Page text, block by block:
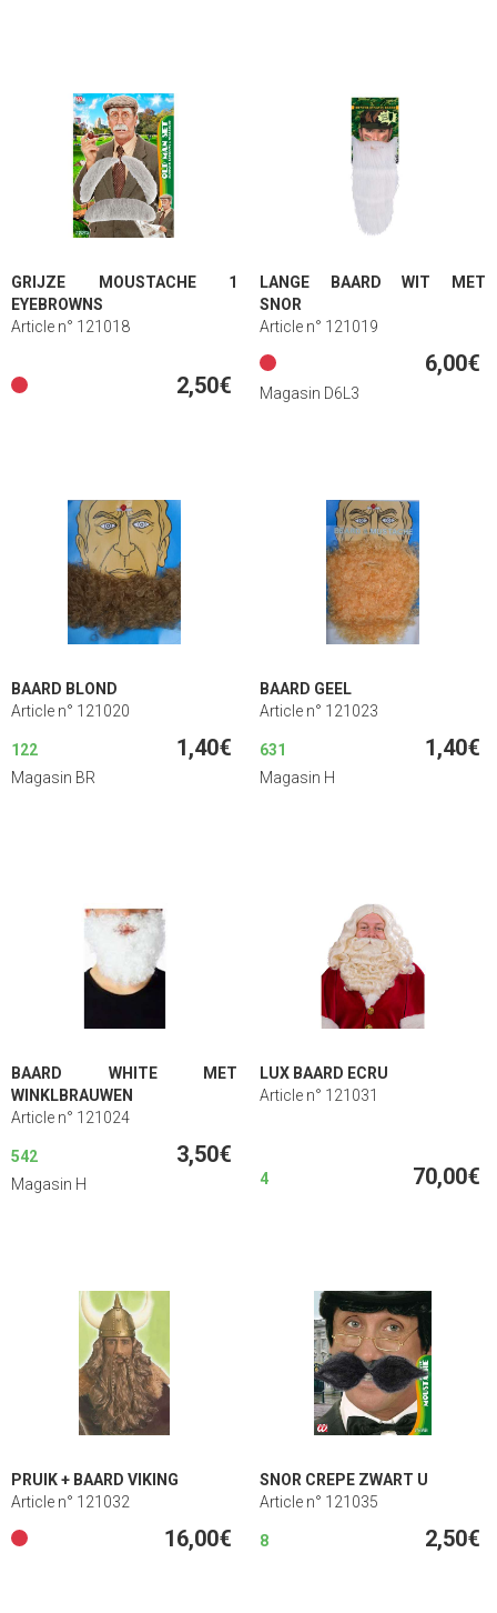
GRIJZE MOUSTACHE 1
EYEBROWNS
Article n° 121018
2,50€
LANGE BAARD WIT MET
SNOR
Article n° 121019
6,00€
Magasin D6L3
BAARD BLOND
Article n° 121020
122 1,40€
Magasin BR
BAARD GEEL
Article n° 121023
631 1,40€
Magasin H
BAARD WHITE MET
WINKLBRAUWEN
Article n° 121024
542 3,50€
Magasin H
LUX BAARD ECRU
Article n° 121031
4 70,00€
PRUIK + BAARD VIKING
Article n° 121032
16,00€
SNOR CREPE ZWART U
Article n° 121035
8 2,50€